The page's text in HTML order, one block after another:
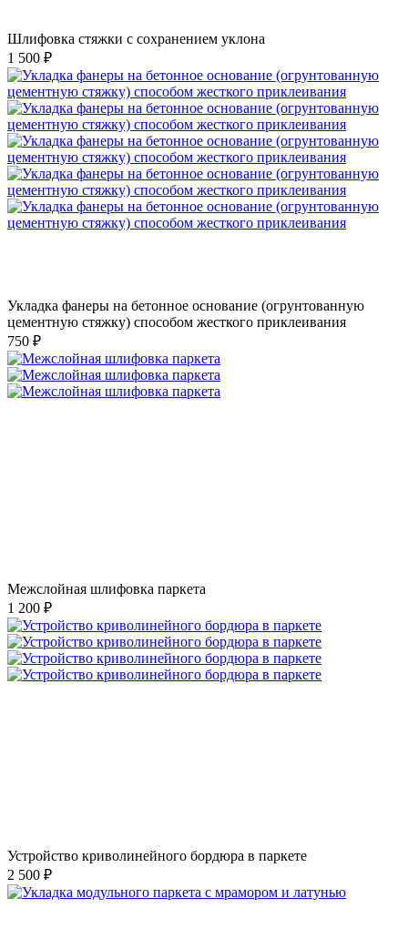
Шлифовка стяжки с сохранением уклона
1 500 ₽
Укладка фанеры на бетонное основание (огрунтованную
цементную стяжку) способом жесткого приклеивания
750 ₽
Межслойная шлифовка паркета
1 200 ₽
Устройство криволинейного бордюра в паркете
2 500 ₽